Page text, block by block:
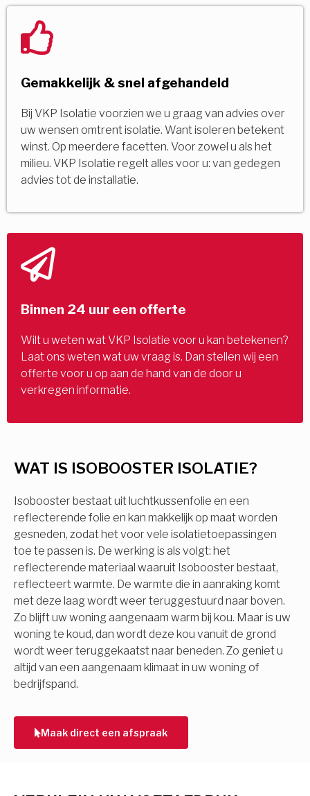
WAT IS ISOBOOSTER ISOLATIE?
Isobooster bestaat uit luchtkussenfolie en een
reflecterende folie en kan makkelijk op maat worden
gesneden, zodat het voor vele isolatietoepassingen
toe te passen is. De werking is als volgt: het
reflecterende materiaal waaruit Isobooster bestaat,
reflecteert warmte. De warmte die in aanraking komt
met deze laag wordt weer teruggestuurd naar boven.
Zo blijft uw woning aangenaam warm bij kou. Maar is uw
woning te koud, dan wordt deze kou vanuit de grond
wordt weer teruggekaatst naar beneden. Zo geniet u
altijd van een aangenaam klimaat in uw woning of
bedrijfspand.
Maak direct een afspraak
Gemakkelijk & snel afgehandeld
Bij VKP Isolatie voorzien we u graag van advies over
uw wensen omtrent isolatie. Want isoleren betekent
winst. Op meerdere facetten. Voor zowel u als het
milieu. VKP Isolatie regelt alles voor u: van gedegen
advies tot de installatie.
Binnen 24 uur een offerte
Wilt u weten wat VKP Isolatie voor u kan betekenen?
Laat ons weten wat uw vraag is. Dan stellen wij een
offerte voor u op aan de hand van de door u
verkregen informatie.